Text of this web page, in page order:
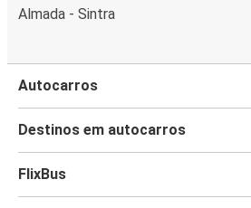
Almada - Sintra
Autocarros
Destinos em autocarros
FlixBus